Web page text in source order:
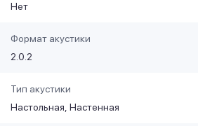
Нет
Формат акустики
2.0.2
Тип акустики
Настольная Настенная